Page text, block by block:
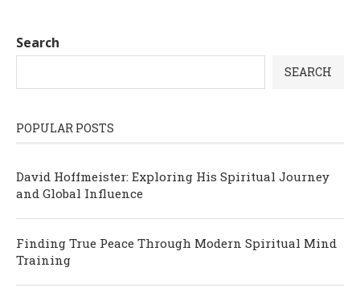
Search
SEARCH
POPULAR POSTS
David Hoffmeister: Exploring His Spiritual Journey
and Global Influence
Finding True Peace Through Modern Spiritual Mind
Training